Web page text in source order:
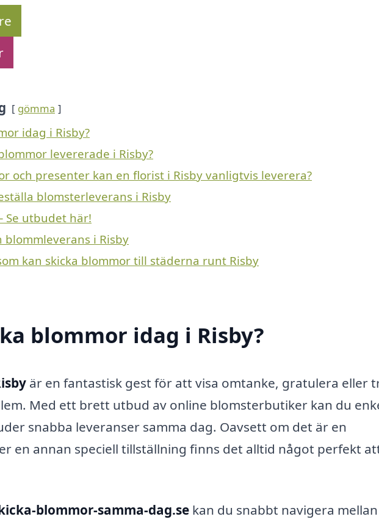
gömma
idag i Risby?
levererade i Risby?
och presenter kan en florist i Risby vanligtvis leverera?
blomsterleverans i Risby
Se utbudet här!
i Risby
kan skicka blommor till städerna runt Risby
blommor idag i Risby?
är en fantastisk gest för att visa omtanke, gratulera eller
Med ett brett utbud av online blomsterbutiker kan du
snabba leveranser samma dag. Oavsett om det är en
en annan speciell tillställning finns det alltid något perfekt
blommor-samma-dag.se kan du snabbt navigera mellan